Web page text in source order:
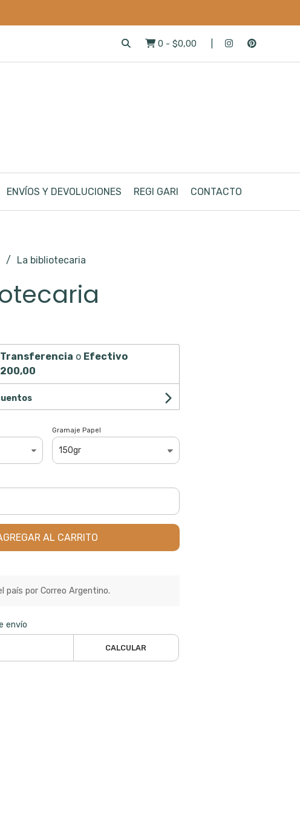
0 - $0,00
ENVÍOS Y DEVOLUCIONES REGI GARI CONTACTO
La bibliotecaria
Transferencia o Efectivo
Gramaje Papel
AL CARRITO
país por Correo Argentino.
envío
CALCULAR